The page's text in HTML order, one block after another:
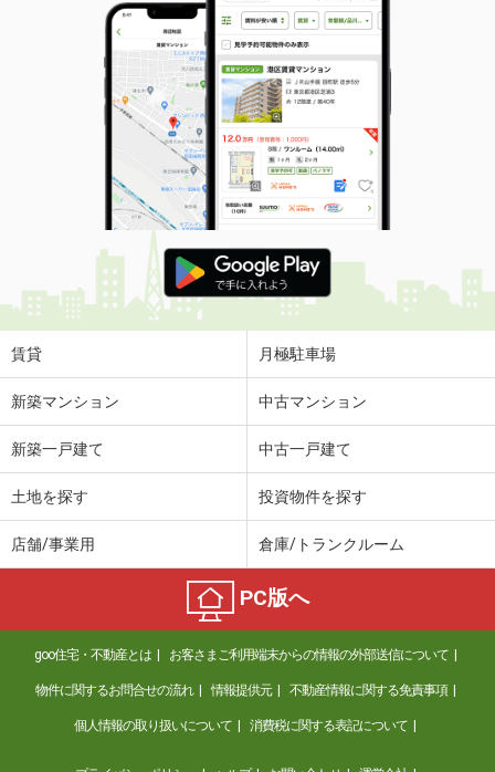
賃貸 月極駐車場
新築マンション 中古マンション
新築一戸建て 中古一戸建て
土地を探す 投資物件を探す
店舗/事業用 倉庫/トランクルーム
PC版へ
goo住宅・不動産とは お客さまご利用端末からの情報の外部送信について
物件に関するお問合せの流れ 情報提供元 不動産情報に関する免責事項
個人情報の取り扱いについて 消費税に関する表記について